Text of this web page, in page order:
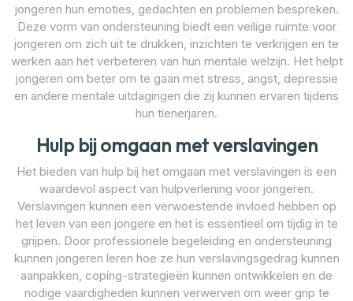
jongeren hun emoties, gedachten en problemen bespreken.
Deze vorm van ondersteuning biedt een veilige ruimte voor
jongeren om zich uit te drukken, inzichten te verkrijgen en te
werken aan het verbeteren van hun mentale welzijn. Het helpt
jongeren om beter om te gaan met stress, angst, depressie
en andere mentale uitdagingen die zij kunnen ervaren tijdens
hun tienerjaren.
Hulp bij omgaan met verslavingen
Het bieden van hulp bij het omgaan met verslavingen is een
waardevol aspect van hulpverlening voor jongeren.
Verslavingen kunnen een verwoestende invloed hebben op
het leven van een jongere en het is essentieel om tijdig in te
grijpen. Door professionele begeleiding en ondersteuning
kunnen jongeren leren hoe ze hun verslavingsgedrag kunnen
aanpakken, coping-strategieën kunnen ontwikkelen en de
nodige vaardigheden kunnen verwerven om weer grip te